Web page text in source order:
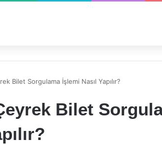
Bilet Sorgulama İşlemi Nasıl Yapılır?
Bilet